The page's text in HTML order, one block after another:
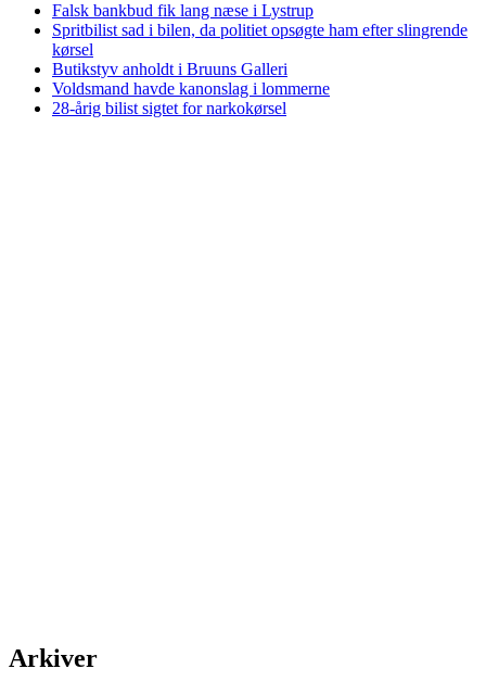
Falsk bankbud fik lang næse i Lystrup
Spritbilist sad i bilen, da politiet opsøgte ham efter slingrende
kørsel
Butikstyv anholdt i Bruuns Galleri
Voldsmand havde kanonslag i lommerne
28-årig bilist sigtet for narkokørsel
Arkiver